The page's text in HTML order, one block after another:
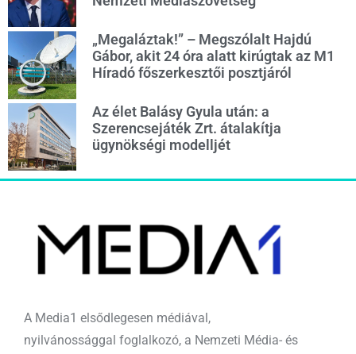
„Megaláztak!” – Megszólalt Hajdú
Gábor, akit 24 óra alatt kirúgtak az M1
Híradó főszerkesztői posztjáról
Az élet Balásy Gyula után: a
Szerencsejáték Zrt. átalakítja
ügynökségi modelljét
A Media1 elsődlegesen médiával,
nyilvánossággal foglalkozó, a Nemzeti Média- és